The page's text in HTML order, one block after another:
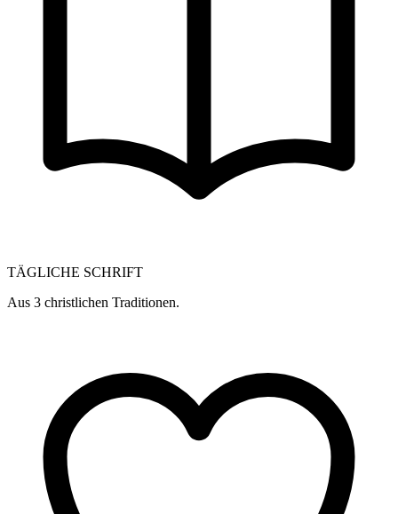
TÄGLICHE SCHRIFT
Aus 3 christlichen Traditionen.